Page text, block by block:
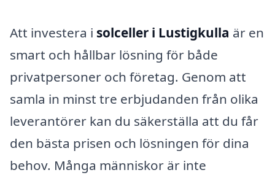
Att investera i solceller i Lustigkulla är en
smart och hållbar lösning för både
privatpersoner och företag. Genom att
samla in minst tre erbjudanden från olika
leverantörer kan du säkerställa att du får
den bästa prisen och lösningen för dina
behov. Många människor är inte